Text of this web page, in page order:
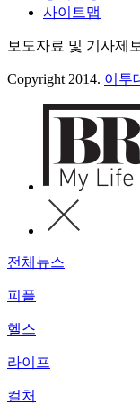
사이트맵
보도자료 및 기사제
Copyright 2014. 이투
전체뉴스
피플
헬스
라이프
컬처